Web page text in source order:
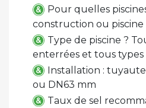
Pour quelles
construction ou piscine
Type de piscine ?
enterrées et tous
Installation :
ou DN63 mm
Taux de sel